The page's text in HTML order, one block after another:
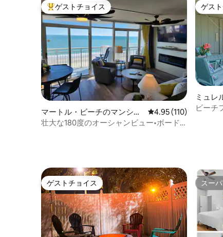
大好評のゲストチョイスです。
ゲストチョイス
マートル・ビーチのマンショ
ン・アパート
レビュー110件、5つ
4.95 (110)
壮大な180度のオーシャンビュー•ボード
ゲス
ゲス
ミュレ
ンショ
ビーチ
ゲストチョイス
ゲストチョイス スー
スー